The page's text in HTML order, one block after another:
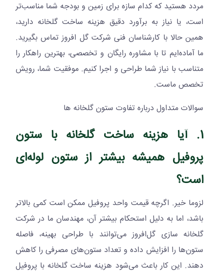
مردد هستید که کدام سازه برای زمین و بودجه شما مناسب‌تر
است، یا نیاز به برآورد دقیق هزینه ساخت گلخانه دارید،
همین حالا با کارشناسان فنی شرکت گل افروز تماس بگیرید.
ما آماده‌ایم تا با مشاوره رایگان و تخصصی، بهترین راهکار را
متناسب با نیاز شما طراحی و اجرا کنیم. موفقیت شما، رویش
تخصص ماست.
سوالات متداول درباره تفاوت ستون گلخانه ها
1. آیا هزینه ساخت گلخانه با ستون
پروفیل همیشه بیشتر از ستون لوله‌ای
است؟
لزوما خیر. اگرچه قیمت واحد پروفیل ممکن است کمی بالاتر
باشد، اما به دلیل استحکام بیشتر آن، مهندسان ما در شرکت
گلخانه سازی گل‌افروز می‌توانند با طراحی بهینه، فاصله
ستون‌ها را افزایش داده و تعداد ستون‌های مصرفی را کاهش
دهند. این کار باعث می‌شود هزینه ساخت گلخانه با پروفیل